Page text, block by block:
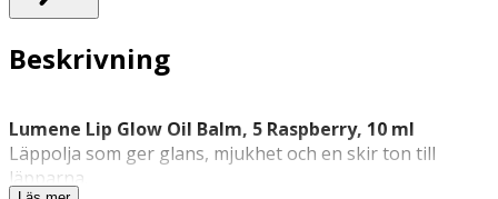
Beskrivning
Lumene Lip Glow Oil Balm, 5 Raspberry, 10 ml
Läppolja som ger glans, mjukhet och en skir ton till
läpparna.